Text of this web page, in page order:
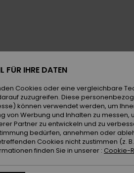
FÜR IHRE DATEN
Cookies oder eine vergleichbare
zuzugreifen. Diese
können verwendet werden, um
von Werbung und Inhalten zu messen,
Partner zu entwickeln und zu
bedürfen, annehmen oder
Cookies nicht zustimmen (z.
finden Sie in unserer : Cookie-